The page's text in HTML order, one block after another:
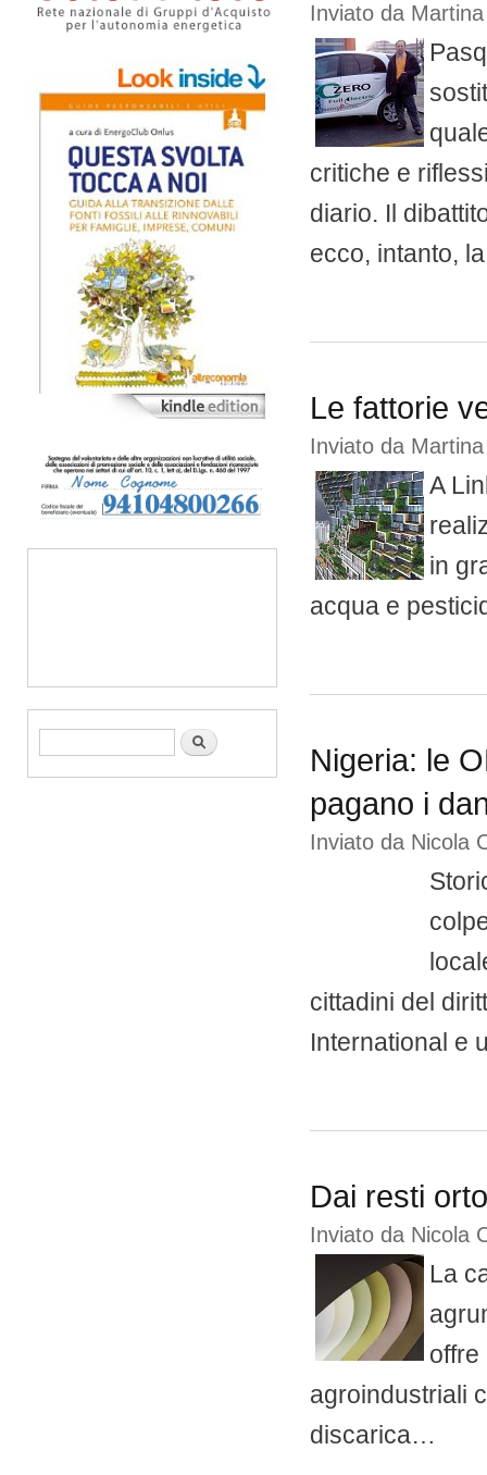
Form di ricerca Cerca
Inviato da
critiche e
diario. Il
ecco, intanto,
Le fattorie
Inviato da
A
in
acqua e
Nigeria: le
pagano i
Inviato da Nicola
cittadini del
International e
Dai resti
Inviato da Nicola
La
offre
agroindustriali
discarica…